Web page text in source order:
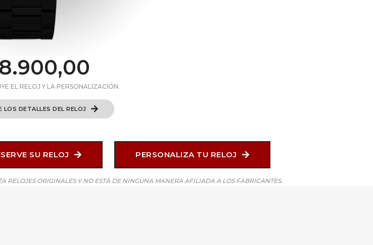
EL RELOJ Y LA PERSONALIZACIÓN.
LOS DETALLES DEL RELOJ
SU RELOJ PERSONALIZA TU RELOJ
RELOJES ORIGINALES Y NO ESTÁ DE NINGUNA MANERA AFILIADA A LOS FABRICANTES.